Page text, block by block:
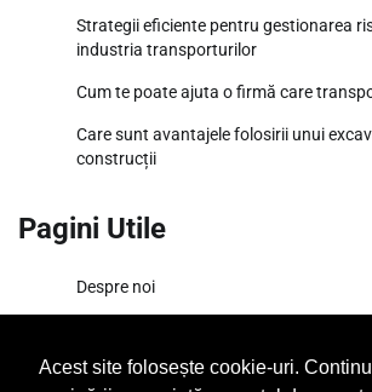
Acest site folosește cookie-uri.
Strategii eficiente pentru gestionarea
industria transporturilor
Cum te poate ajuta o firmă care
Care sunt avantajele folosirii unui
construcții
Pagini Utile
Despre noi
SiteMap